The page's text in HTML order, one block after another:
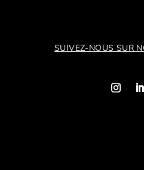
SUIVEZ-NOUS SUR